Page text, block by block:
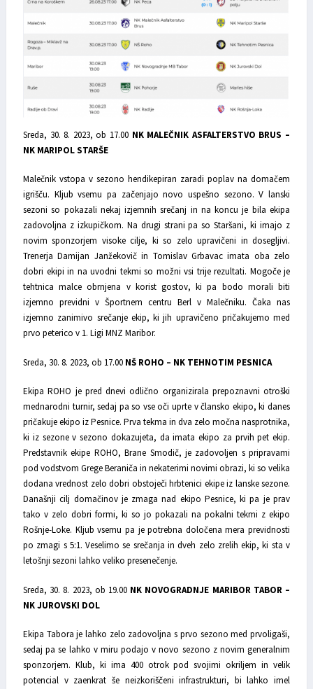
Sreda, 30. 8. 2023, ob 17.00 NK MALEČNIK ASFALTERSTVO BRUS –
NK MARIPOL STARŠE
Malečnik vstopa v sezono hendikepiran zaradi poplav na domačem
igrišču. Kljub vsemu pa začenjajo novo uspešno sezono. V lanski
sezoni so pokazali nekaj izjemnih srečanj in na koncu je bila ekipa
zadovoljna z izkupičkom. Na drugi strani pa so Staršani, ki imajo z
novim sponzorjem visoke cilje, ki so zelo upravičeni in dosegljivi.
Trenerja Damijan Janžekovič in Tomislav Grbavac imata oba zelo
dobri ekipi in na uvodni tekmi so možni vsi trije rezultati. Mogoče je
tehtnica malce obrnjena v korist gostov, ki pa bodo morali biti
izjemno previdni v Športnem centru Berl v Malečniku. Čaka nas
izjemno zanimivo srečanje ekip, ki jih upravičeno pričakujemo med
prvo peterico v 1. Ligi MNZ Maribor.
Sreda, 30. 8. 2023, ob 17.00 NŠ ROHO – NK TEHNOTIM PESNICA
Ekipa ROHO je pred dnevi odlično organizirala prepoznavni otroški
mednarodni turnir, sedaj pa so vse oči uprte v člansko ekipo, ki danes
pričakuje ekipo iz Pesnice. Prva tekma in dva zelo močna nasprotnika,
ki iz sezone v sezono dokazujeta, da imata ekipo za prvih pet ekip.
Predstavnik ekipe ROHO, Brane Smodič, je zadovoljen s pripravami
pod vodstvom Grege Beraniča in nekaterimi novimi obrazi, ki so velika
dodana vrednost zelo dobri obstoječi hrbtenici ekipe iz lanske sezone.
Današnji cilj domačinov je zmaga nad ekipo Pesnice, ki pa je prav
tako v zelo dobri formi, ki so jo pokazali na pokalni tekmi z ekipo
Rošnje-Loke. Kljub vsemu pa je potrebna določena mera previdnosti
po zmagi s 5:1. Veselimo se srečanja in dveh zelo zrelih ekip, ki sta v
letošnji sezoni lahko veliko presenečenje.
Sreda, 30. 8. 2023, ob 19.00 NK NOVOGRADNJE MARIBOR TABOR –
NK JUROVSKI DOL
Ekipa Tabora je lahko zelo zadovoljna s prvo sezono med prvoligaši,
sedaj pa se lahko v miru podajo v novo sezono z novim generalnim
sponzorjem. Klub, ki ima 400 otrok pod svojimi okriljem in velik
potencial v zaenkrat še neizkoriščeni infrastrukturi, bi lahko imel